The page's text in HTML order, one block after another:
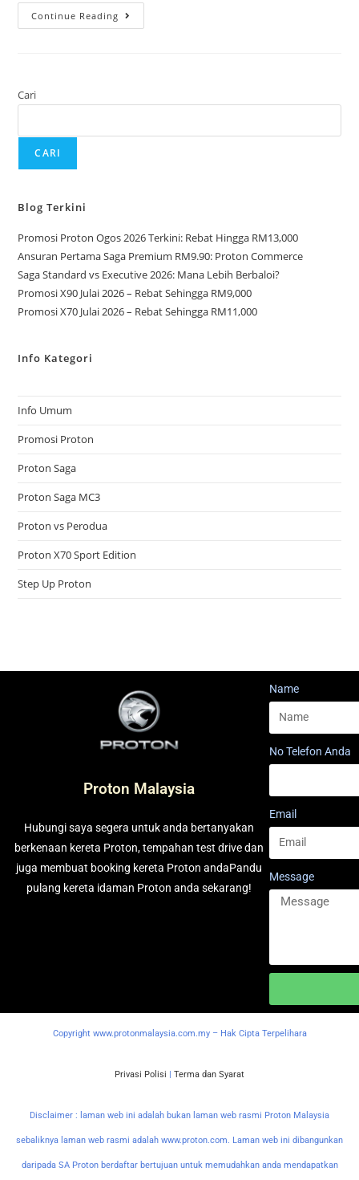
Continue Reading
Cari
CARI
Blog Terkini
Promosi Proton Ogos 2026 Terkini: Rebat Hingga RM13,000
Ansuran Pertama Saga Premium RM9.90: Proton Commerce
Saga Standard vs Executive 2026: Mana Lebih Berbaloi?
Promosi X90 Julai 2026 – Rebat Sehingga RM9,000
Promosi X70 Julai 2026 – Rebat Sehingga RM11,000
Info Kategori
Info Umum
Promosi Proton
Proton Saga
Proton Saga MC3
Proton vs Perodua
Proton X70 Sport Edition
Step Up Proton
Proton Malaysia
Hubungi saya segera untuk anda bertanyakan
berkenaan kereta Proton, tempahan test drive dan
juga membuat booking kereta Proton andaPandu
pulang kereta idaman Proton anda sekarang!
Name
No Telefon Anda
Email
Message
Copyright www.protonmalaysia.com.my – Hak Cipta Terpelihara
Privasi Polisi | Terma dan Syarat
Disclaimer : laman web ini adalah bukan laman web rasmi Proton Malaysia
sebaliknya laman web rasmi adalah www.proton.com. Laman web ini dibangunkan
daripada SA Proton berdaftar bertujuan untuk memudahkan anda mendapatkan